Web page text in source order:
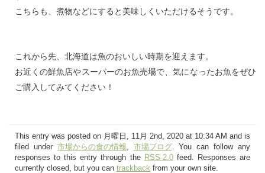
こちらも、煮物などにすると美味しくいただけるそうです。
これから先、北海道は魚のおいしい時期を迎えます。
お近くの鮮魚店やスーパーのお魚売場で、気になったお魚をぜひ
ご購入してみてください！
This entry was posted on 月曜日, 11月 2nd, 2020 at 10:34 AM and is
filed under 市場からの食の情報, 市場ブログ. You can follow any
responses to this entry through the RSS 2.0feed. Responses are
currently closed, but you can trackback from your own site.